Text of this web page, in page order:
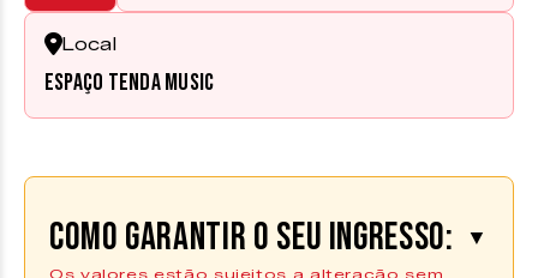
Local
Espaço Tenda Music
Como garantir o seu ingresso: ▼
Os valores estão sujeitos a alteração sem